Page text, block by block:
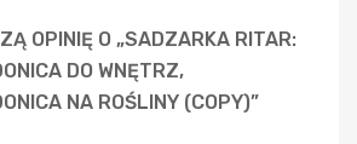
OPINIĘ O „SADZARKA RITAR:
DO WNĘTRZ,
NA ROŚLINY (COPY)”